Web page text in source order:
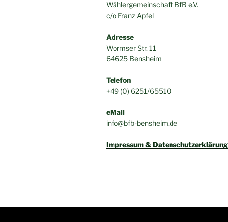
Wählergemeinschaft BfB e.V.
c/o Franz Apfel
Adresse
Wormser Str. 11
64625 Bensheim
Telefon
+49 (0) 6251/65510
eMail
info@bfb-bensheim.de
Impressum & Datenschutzerklärung